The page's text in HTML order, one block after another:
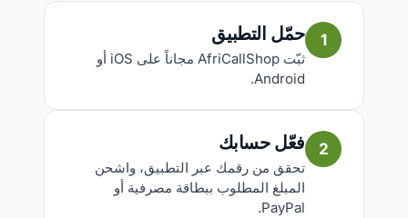
1 حمّل التطبيق
ثبّت AfriCallShop مجاناً على iOS أو
Android.
2 فعّل حسابك
تحقق من رقمك عبر التطبيق، واشحن
المبلغ المطلوب ببطاقة مصرفية أو
PayPal.